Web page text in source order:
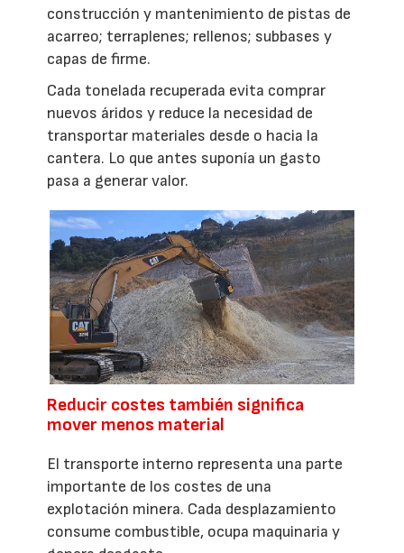
construcción y mantenimiento de pistas de
acarreo; terraplenes; rellenos; subbases y
capas de firme.
Cada tonelada recuperada evita comprar
nuevos áridos y reduce la necesidad de
transportar materiales desde o hacia la
cantera. Lo que antes suponía un gasto
pasa a generar valor.
Reducir costes también significa
mover menos material
El transporte interno representa una parte
importante de los costes de una
explotación minera. Cada desplazamiento
consume combustible, ocupa maquinaria y